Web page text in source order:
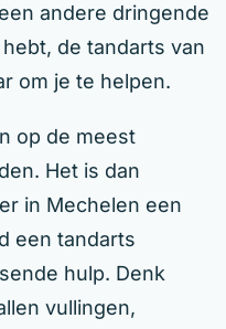
andere dringende
de tandarts van
om je te helpen.
op de meest
Het is dan
in Mechelen een
een tandarts
hulp. Denk
vullingen,